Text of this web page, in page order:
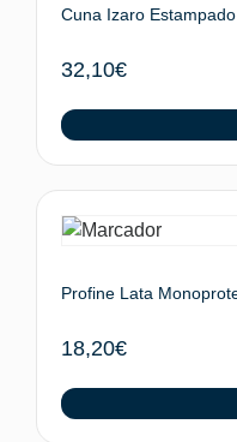
Cuna Izaro
32,10€
Profine Lata
18,20€